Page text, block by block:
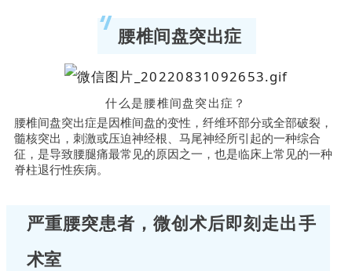
腰椎间盘突出症
什么是腰椎间盘突出症？
腰椎间盘突出症是因椎间盘的变性，纤维环部分或全部破裂，
髓核突出，刺激或压迫神经根、马尾神经所引起的一种综合
征，是导致腰腿痛最常见的原因之一，也是临床上常见的一种
脊柱退行性疾病。
严重腰突患者，微创术后即刻走出手
术室